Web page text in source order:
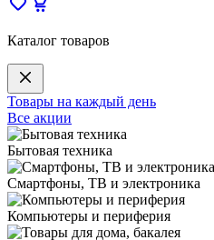
Каталог товаров
Товары на каждый день
Все акции
Бытовая техника
Смартфоны, ТВ и электроника
Компьютеры и периферия